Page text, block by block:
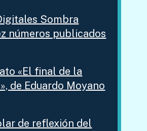
Sombra
números publicados
«El final de la
de Eduardo Moyano
de reflexión del